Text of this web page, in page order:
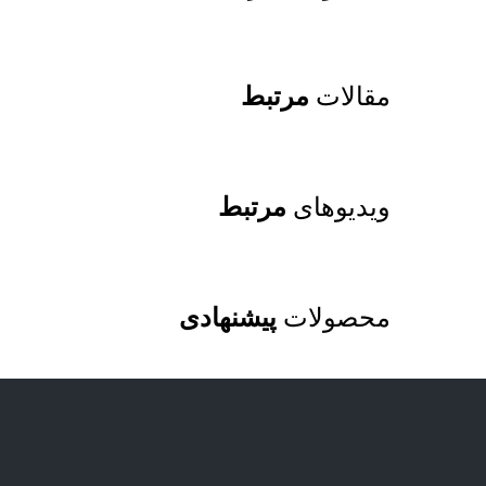
مقالات مرتبط
ویدیوهای مرتبط
محصولات پیشنهادی